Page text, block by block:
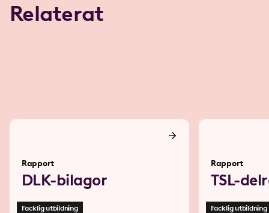
Relaterat
Rapport
DLK-bilagor
Facklig utbildning
Rapport
TSL-
Facklig utbildning